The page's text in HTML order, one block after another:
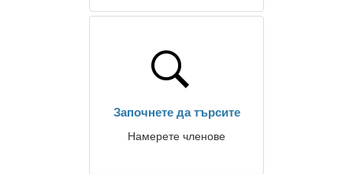
Започнете да търсите
Намерете членове